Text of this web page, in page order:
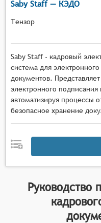
Saby Staff — КЭДО
Тензор
Saby Staff - кадровый
система для
документов.
электронного
автоматизируя процессы
безопасное хранение
Руководство